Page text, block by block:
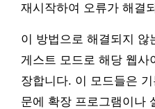
재시작하여 오류가 해결
이 방법으로 해결되지 않
게스트 모드로 해당 웹사
장합니다. 이 모드들은
문에 확장 프로그램이나